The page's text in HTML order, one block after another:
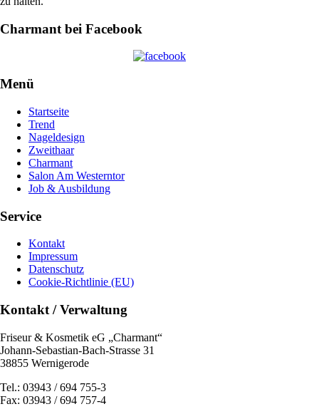
Charmant bei Facebook
Menü
Startseite
Trend
Nageldesign
Zweithaar
Charmant
Salon Am Westerntor
Job & Ausbildung
Service
Kontakt
Impressum
Datenschutz
Cookie-Richtlinie (EU)
Kontakt / Verwaltung
Friseur & Kosmetik eG „Charmant“
Johann-Sebastian-Bach-Strasse 31
38855 Wernigerode
Tel.: 03943 / 694 755-3
Fax: 03943 / 694 757-4